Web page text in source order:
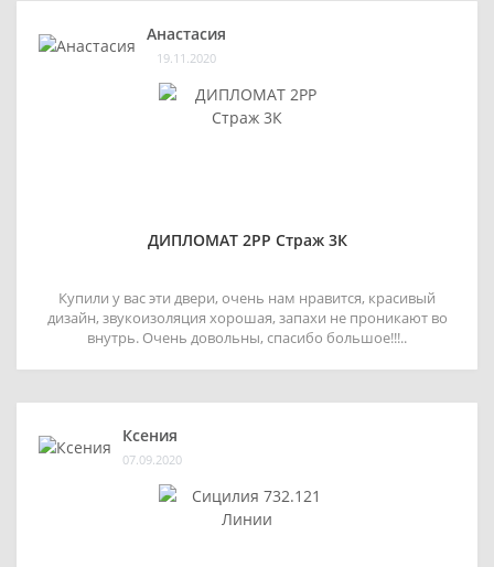
Анастасия
19.11.2020
ДИПЛОМАТ 2РР Страж 3К
Купили у вас эти двери, очень нам нравится, красивый
дизайн, звукоизоляция хорошая, запахи не проникают во
внутрь. Очень довольны, спасибо большое!!!..
Ксения
07.09.2020